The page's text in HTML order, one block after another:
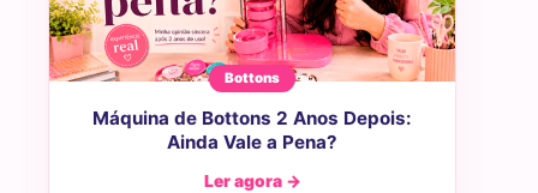
Bottons
Máquina de Bottons 2 Anos Depois:
Ainda Vale a Pena?
Ler agora →